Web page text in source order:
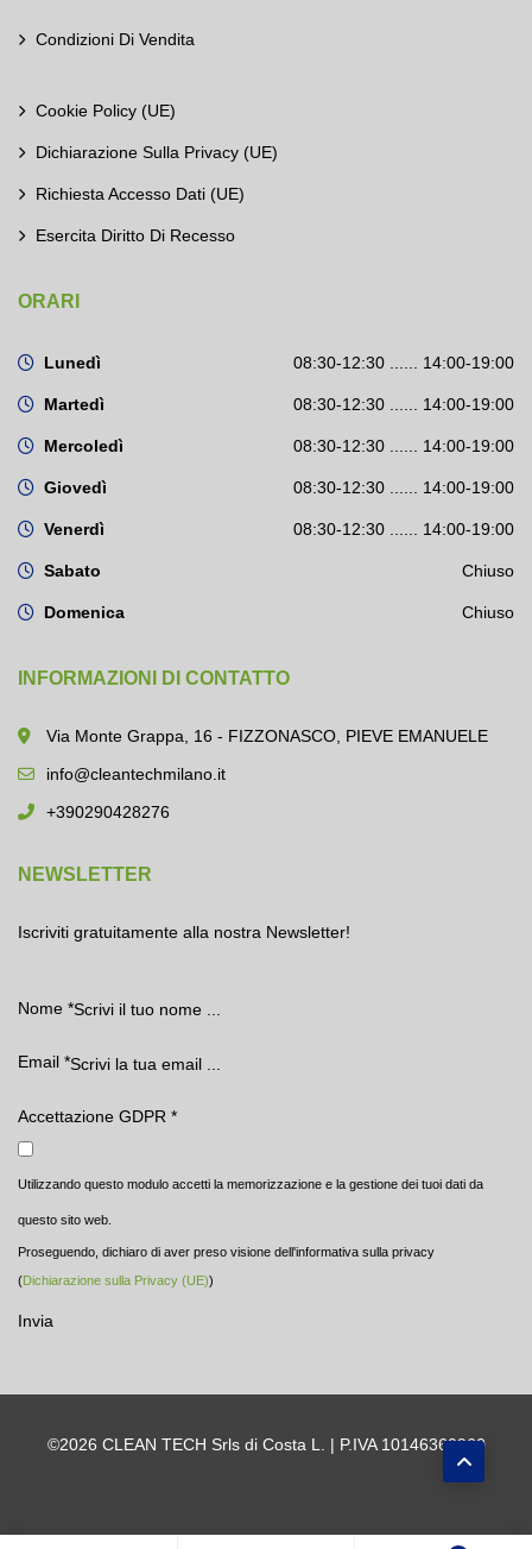
Condizioni Di Vendita
Cookie Policy (UE)
Dichiarazione Sulla Privacy (UE)
Richiesta Accesso Dati (UE)
Esercita Diritto Di Recesso
ORARI
Lunedì 08:30-12:30 ...... 14:00-19:00
Martedì 08:30-12:30 ...... 14:00-19:00
Mercoledì 08:30-12:30 ...... 14:00-19:00
Giovedì 08:30-12:30 ...... 14:00-19:00
Venerdì 08:30-12:30 ...... 14:00-19:00
Sabato Chiuso
Domenica Chiuso
INFORMAZIONI DI CONTATTO
Via Monte Grappa, 16 - FIZZONASCO, PIEVE EMANUELE
info@cleantechmilano.it
+390290428276
NEWSLETTER
Iscriviti gratuitamente alla nostra Newsletter!
Nome *
Email *
Accettazione GDPR *
Utilizzando questo modulo accetti la memorizzazione e la gestione dei tuoi dati da
questo sito web.
Proseguendo, dichiaro di aver preso visione dell'informativa sulla privacy
(Dichiarazione sulla Privacy (UE))
Invia
©2026 CLEAN TECH Srls di Costa L. | P.IVA 10146360960